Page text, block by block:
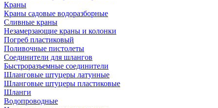
Краны
Краны садовые водоразборные
Сливные краны
Незамерзающие краны и колонки
Погреб пластиковый
Поливочные пистолеты
Соединители для шлангов
Быстроразъемные соединители
Шланговые штуцеры латунные
Шланговые штуцеры пластиковые
Шланги
Водопроводные